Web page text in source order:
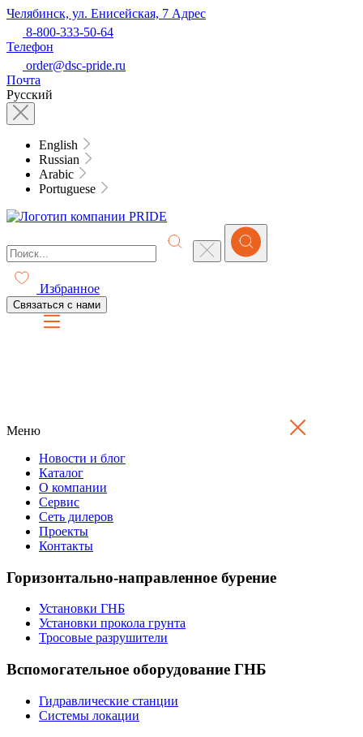
Челябинск, ул. Енисейская, 7 Адрес
8-800-333-50-64
Телефон
order@dsc-pride.ru
Почта
Русский
English
Russian
Arabic
Portuguese
Избранное
Связаться с нами
Меню
Новости и блог
Каталог
О компании
Сервис
Сеть дилеров
Проекты
Контакты
Горизонтально-направленное бурение
Установки ГНБ
Установки прокола грунта
Тросовые разрушители
Вспомогательное оборудование ГНБ
Гидравлические станции
Системы локации